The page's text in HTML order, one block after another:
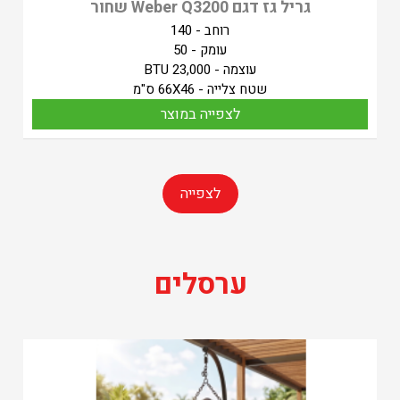
גריל גז דגם Weber Q3200 שחור
רוחב - 140
עומק - 50
עוצמה - 23,000 BTU
שטח צלייה - 66X46 ס"מ
לצפייה במוצר
לצפייה
ערסלים